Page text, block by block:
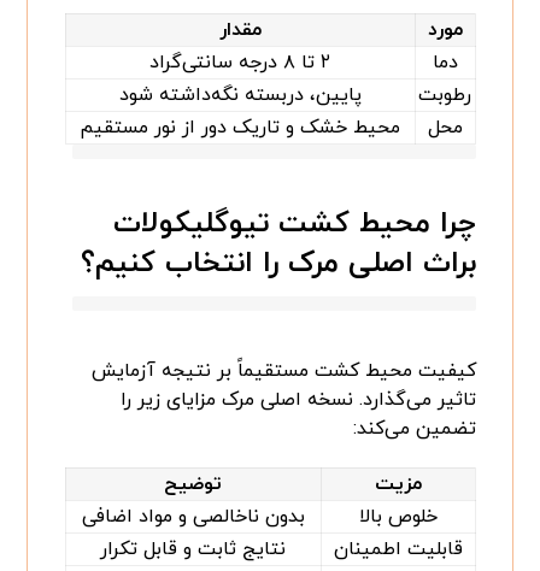
مورد
مقدار
دما
۲ تا ۸ درجه سانتی‌گراد
رطوبت
پایین، دربسته نگه‌داشته شود
محل
محیط خشک و تاریک دور از نور مستقیم
چرا محیط کشت تیوگلیکولات
براث اصلی مرک را انتخاب کنیم؟
کیفیت محیط کشت مستقیماً بر نتیجه آزمایش
تاثیر می‌گذارد. نسخه اصلی مرک مزایای زیر را
تضمین می‌کند:
مزیت
توضیح
خلوص بالا
بدون ناخالصی و مواد اضافی
قابلیت اطمینان
نتایج ثابت و قابل تکرار